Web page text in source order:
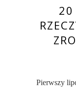
20
Pierwszy